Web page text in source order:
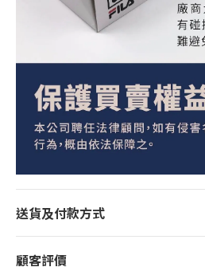
送貨及付款方式
顧客評價